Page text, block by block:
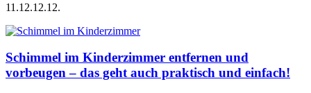
11.12.12.12.
Schimmel im Kinderzimmer entfernen und
vorbeugen – das geht auch praktisch und einfach!